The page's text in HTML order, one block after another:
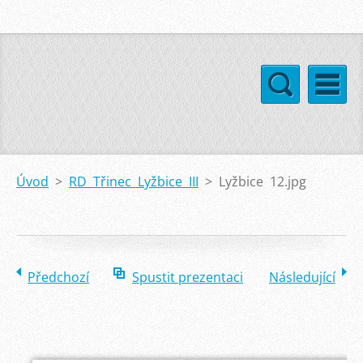
Úvod > RD Třinec Lyžbice III > Lyžbice 12.jpg
Předchozí Spustit prezentaci Následující